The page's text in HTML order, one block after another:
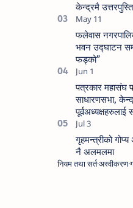
केन्द्रमै
फलेवास
भवन उद्घाटन
फड्को”
पत्रकार महासंघ
साधारणसभा,
पूर्वअध्यक्षहरुलाई
गृहमन्त्रीको
नै अलमलमा
नियम तथा सर्तअस्वीकरण